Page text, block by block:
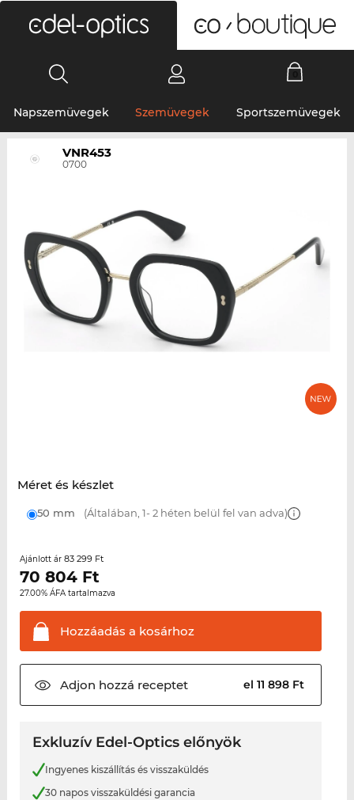
Napszemüvegek Szemüvegek Sportszemüvegek
VNR453
0700
Méret és készlet
50 mm (Általában, 1- 2 héten belül fel van adva)
Ajánlott ár 83 299 Ft
70 804Ft
27.00% ÁFA tartalmazva
Hozzáadás a kosárhoz
Adjon hozzá receptet el 11 898 Ft
Exkluzív Edel-Optics előnyök
Ingyenes kiszállítás és visszaküldés
30 napos visszaküldési garancia